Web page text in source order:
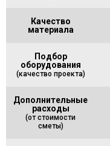
Качество
материала
Подбор
оборудования
(качество проекта)
Дополнительные
расходы
(от стоимости
сметы)